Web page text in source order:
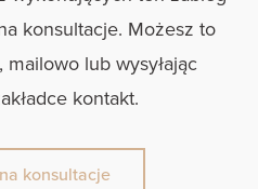
konsultacje. Możesz to
lub wysyłając
kontakt.
konsultacje